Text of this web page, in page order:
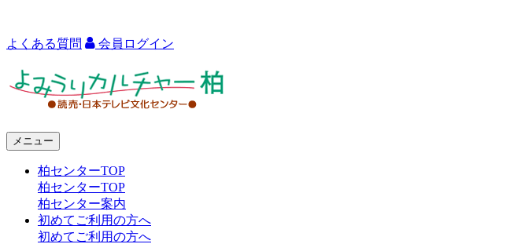
よくある質問 会員ログイン
メニュー
柏センターTOP
柏センターTOP
柏センター案内
初めてご利用の方へ
初めてご利用の方へ